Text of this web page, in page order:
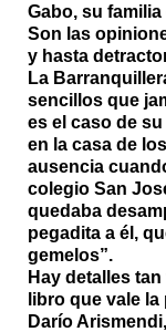
Gabo, su
Son las
y hasta
La
sencillos que
es el caso de
en la casa de
ausencia
colegio San
quedaba
pegadita a él,
gemelos”.
Hay detalles
libro que vale
Darío